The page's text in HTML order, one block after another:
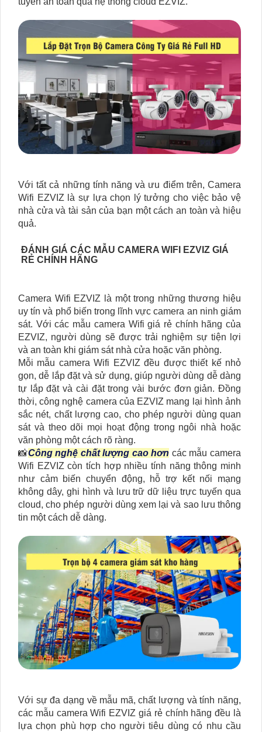
Với tất cả những tính năng và ưu điểm trên, Camera
Wifi EZVIZ là sự lựa chọn lý tưởng cho việc bảo vệ
nhà cửa và tài sản của bạn một cách an toàn và hiệu
quả.
ĐÁNH GIÁ CÁC MẪU CAMERA WIFI EZVIZ GIÁ
RẺ CHÍNH HÃNG
Camera Wifi EZVIZ là một trong những thương hiệu
uy tín và phổ biến trong lĩnh vực camera an ninh giám
sát. Với các mẫu camera Wifi giá rẻ chính hãng của
EZVIZ, người dùng sẽ được trải nghiệm sự tiện lợi
và an toàn khi giám sát nhà cửa hoặc văn phòng.
Mỗi mẫu camera Wifi EZVIZ đều được thiết kế nhỏ
gọn, dễ lắp đặt và sử dụng, giúp người dùng dễ dàng
tự lắp đặt và cài đặt trong vài bước đơn giản. Đồng
thời, công nghệ camera của EZVIZ mang lại hình ảnh
sắc nét, chất lượng cao, cho phép người dùng quan
sát và theo dõi mọi hoạt động trong ngôi nhà hoặc
văn phòng một cách rõ ràng.
📸Công nghệ chất lượng cao hơn các mẫu camera
Wifi EZVIZ còn tích hợp nhiều tính năng thông minh
như cảm biến chuyển động, hỗ trợ kết nối mạng
không dây, ghi hình và lưu trữ dữ liệu trực tuyến qua
cloud, cho phép người dùng xem lại và sao lưu thông
tin một cách dễ dàng.
Với sự đa dạng về mẫu mã, chất lượng và tính năng,
các mẫu camera Wifi EZVIZ giá rẻ chính hãng đều là
lựa chọn phù hợp cho người tiêu dùng có nhu cầu